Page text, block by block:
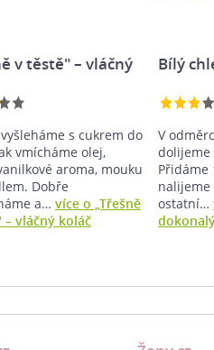
v těstě" – vláčný
s cukrem do
vmícháme olej,
aroma, mouku
Dobře
a… více o „Třešně
vláčný koláč
Bílý
V
dolijeme
Přidáme
nalijeme
ostatní…